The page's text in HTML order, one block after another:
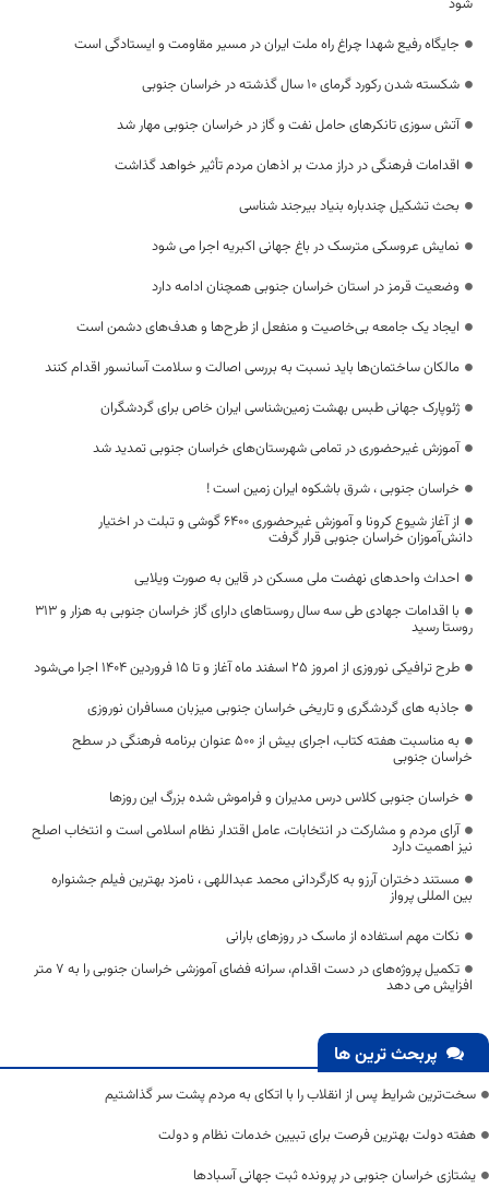
جایگاه رفیع شهدا چراغ راه ملت ایران در مسیر مقاومت و ایستادگی است
شکسته شدن رکورد گرمای 10 سال گذشته در خراسان جنوبی
آتش سوزی تانکرهای حامل نفت و گاز در خراسان جنوبی مهار شد
اقدامات فرهنگی در دراز مدت بر اذهان مردم تأثیر خواهد گذاشت
بحث تشکیل چندباره بنیاد بیرجند شناسی
نمایش عروسکی مترسک در باغ جهانی اکبریه اجرا می شود
وضعیت قرمز در استان خراسان جنوبی همچنان ادامه دارد
ایجاد یک جامعه بی‌خاصیت و منفعل از طرح‌ها و هدف‌های دشمن است
مالکان ساختمان‌ها باید نسبت به بررسی اصالت و سلامت آسانسور اقدام کنند
ژئوپارک جهانی طبس بهشت زمین‌شناسی ایران خاص برای گردشگران
آموزش غیرحضوری در تمامی شهرستان‌های خراسان جنوبی تمدید شد
خراسان جنوبی ، شرق باشکوه ایران زمین است !
از آغاز شیوع کرونا و آموزش غیرحضوری ۶۴۰۰ گوشی و تبلت در اختیار
دانش‌آموزان خراسان جنوبی قرار گرفت
احداث واحدهای نهضت ملی مسکن در قاین به صورت ویلایی
با اقدامات جهادی طی سه سال روستاهای دارای گاز خراسان جنوبی به هزار و ۳۱۳
روستا رسید
طرح ترافیکی نوروزی از امروز ۲۵ اسفند ماه آغاز و تا ۱۵ فروردین ۱۴۰۴ اجرا می‌شود
جاذبه های گردشگری و تاریخی خراسان جنوبی میزبان مسافران نوروزی
به مناسبت هفته کتاب، اجرای بیش از ۵۰۰ عنوان برنامه فرهنگی در سطح
خراسان جنوبی
خراسان جنوبی کلاس درس مدیران و فراموش شده بزرگ این روزها
آرای مردم و مشارکت در انتخابات، عامل اقتدار نظام اسلامی است و انتخاب اصلح
نیز اهمیت دارد
مستند دختران آرزو به کارگردانی محمد عبداللهی ، نامزد بهترین فیلم جشنواره
بین المللی پرواز
نکات مهم استفاده از ماسک در روزهای بارانی
تکمیل پروژه‌های در دست اقدام، سرانه فضای آموزشی خراسان جنوبی را به ۷ متر
افزایش می دهد
پربحث ترین ها
سخت‌ترین شرایط پس از انقلاب را با اتکای به مردم پشت سر گذاشتیم
هفته دولت بهترین فرصت برای تبیین خدمات نظام و دولت
یشتازی خراسان جنوبی در پرونده ثبت جهانی آسبادها